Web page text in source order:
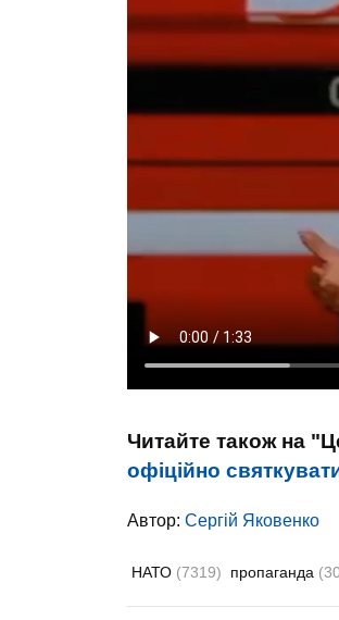
Читайте також на
офіційно
Автор: Сергій Яковенко
НАТО (7319) пропаганда